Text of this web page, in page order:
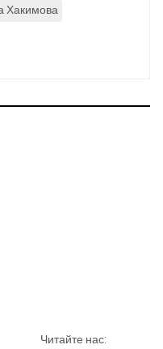
Хакимова
Читайте нас: